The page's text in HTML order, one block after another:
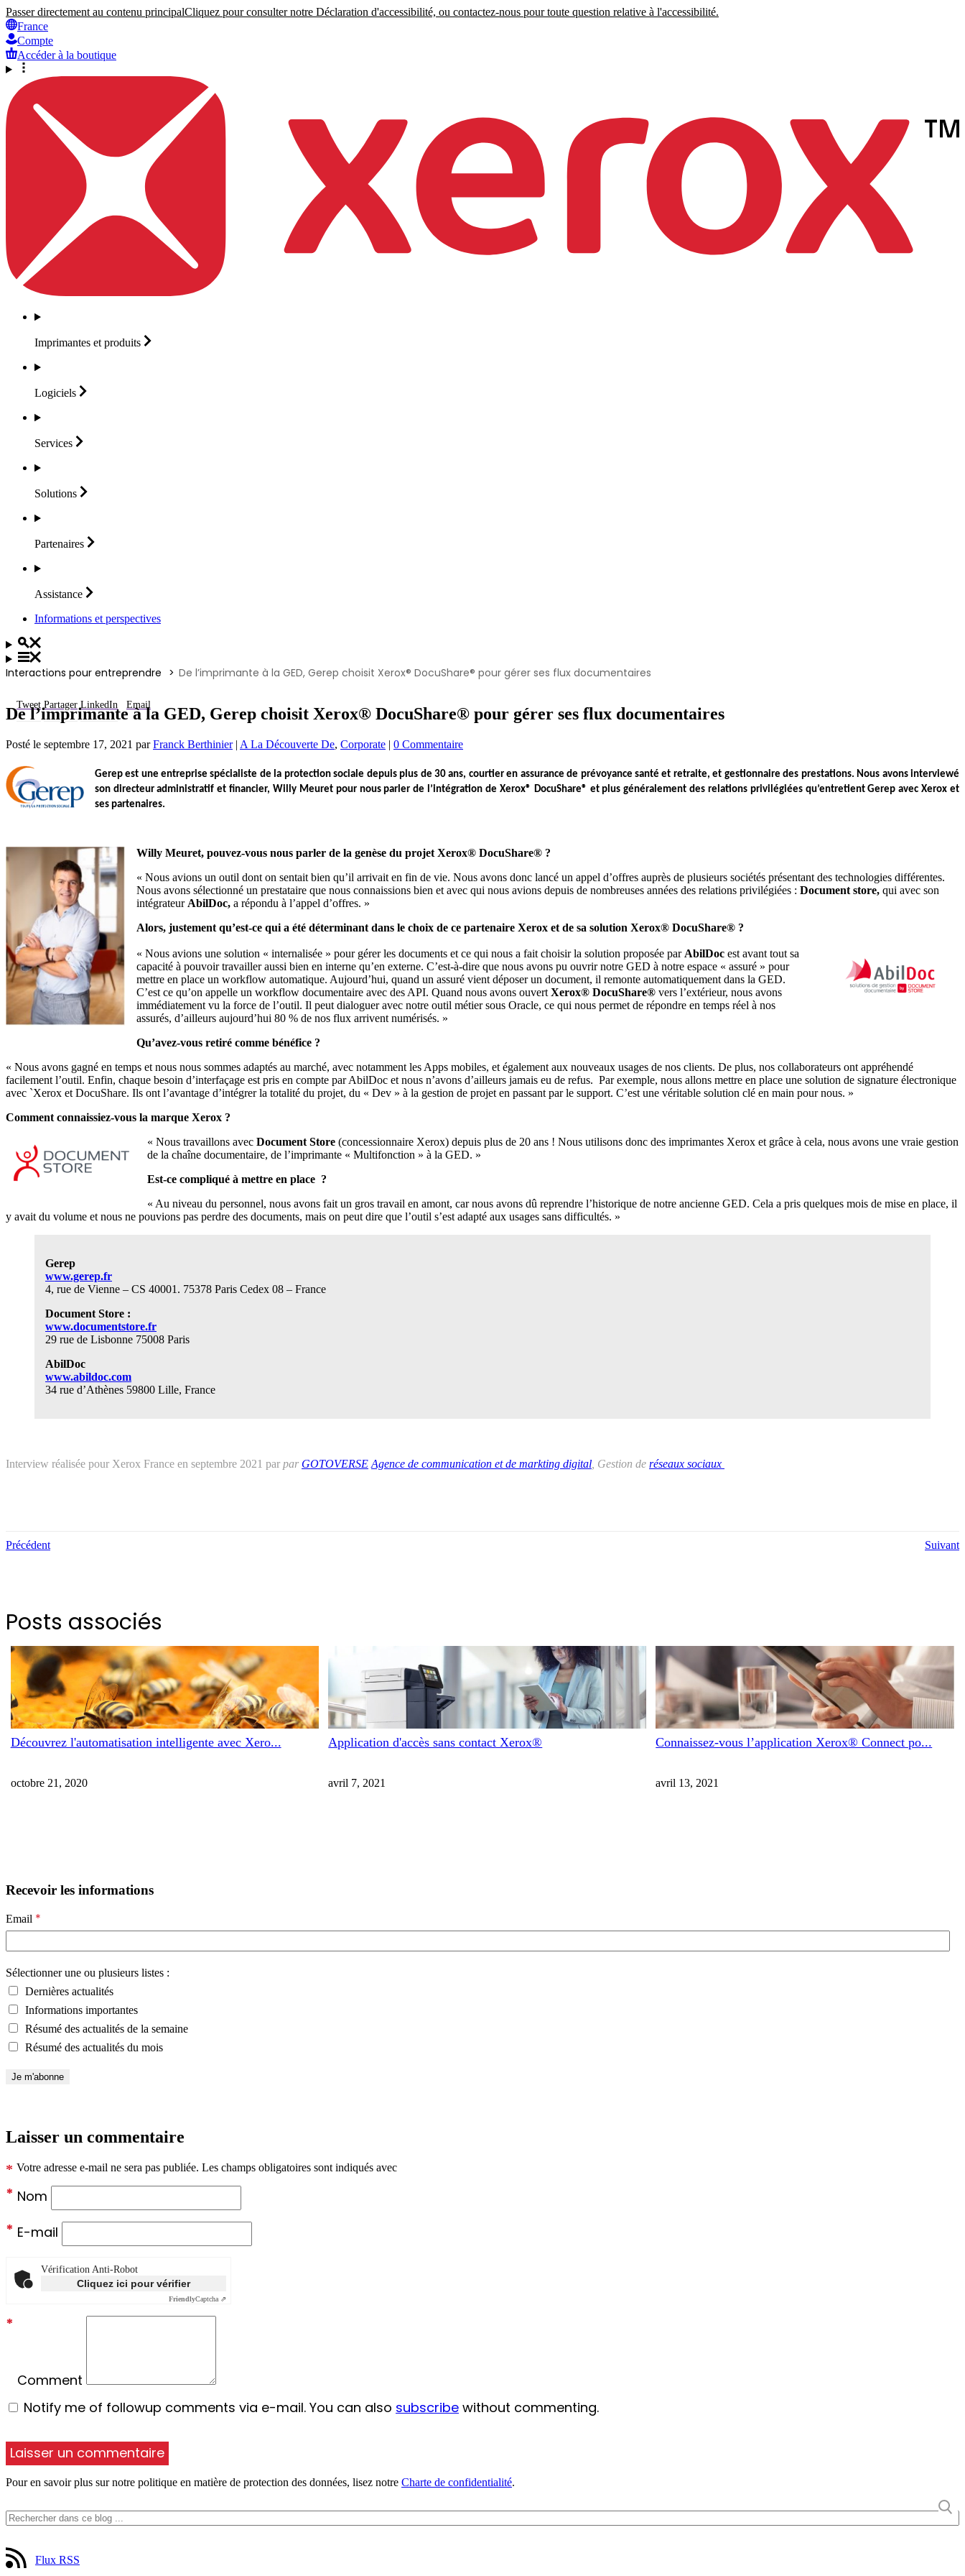
Passer directement au contenu principalCliquez pour consulter notre Déclaration d'accessibilité, ou contactez-nous pour toute question relative à l'accessibilité.
France
Compte
Accéder à la boutique
Imprimantes et produits
Logiciels
Services
Solutions
Partenaires
Assistance
Informations et perspectives
Interactions pour entreprendre De l’imprimante à la GED, Gerep choisit Xerox® DocuShare® pour gérer ses flux documentaires
Tweet Partager LinkedIn Email
De l’imprimante à la GED, Gerep choisit Xerox® DocuShare® pour gérer ses flux documentaires
Posté le septembre 17, 2021 parFranck Berthinier| A La Découverte De, Corporate | 0 Commentaire
Gerepest une entreprise spécialiste de la protection sociale depuis plus de 30 ans, courtier en assurance de prévoyance santé et retraite, et gestionnaire des prestations. Nous avons interviewé
son directeur administratif et financier, Willy Meuret pour nous parler de l’intégration de Xerox® DocuShare® et plus généralement des relations privilégiées qu’entretient Gerep avec Xerox et
ses partenaires.
Willy Meuret, pouvez-vous nous parler de la genèse du projet Xerox® DocuShare® ?
« Nous avions un outil dont on sentait bien qu’il arrivait en fin de vie. Nous avons donc lancé un appel d’offres auprès de plusieurs sociétés présentant des technologies différentes.
Nous avons sélectionné un prestataire que nous connaissions bien et avec qui nous avions depuis de nombreuses années des relations privilégiées : Document store, qui avec son
intégrateur AbilDoc, a répondu à l’appel d’offres. »
Alors, justement qu’est-ce qui a été déterminant dans le choix de ce partenaire Xerox et de sa solution Xerox® DocuShare® ?
« Nous avions une solution « internalisée » pour gérer les documents et ce qui nous a fait choisir la solution proposée par AbilDoc est avant tout sa
capacité à pouvoir travailler aussi bien en interne qu’en externe. C’est-à-dire que nous avons pu ouvrir notre GED à notre espace « assuré » pour
mettre en place un workflow automatique. Aujourd’hui, quand un assuré vient déposer un document, il remonte automatiquement dans la GED.
C’est ce qu’on appelle un workflow documentaire avec des API. Quand nous avons ouvert Xerox® DocuShare® vers l’extérieur, nous avons
immédiatement vu la force de l’outil. Il peut dialoguer avec notre outil métier sous Oracle, ce qui nous permet de répondre en temps réel à nos
assurés, d’ailleurs aujourd’hui 80 % de nos flux arrivent numérisés. »
Qu’avez-vous retiré comme bénéfice ?
« Nous avons gagné en temps et nous nous sommes adaptés au marché, avec notamment les Apps mobiles, et également aux nouveaux usages de nos clients. De plus, nos collaborateurs ont appréhendé
facilement l’outil. Enfin, chaque besoin d’interfaçage est pris en compte par AbilDoc et nous n’avons d’ailleurs jamais eu de refus. Par exemple, nous allons mettre en place une solution de signature électronique
avec `Xerox et DocuShare. Ils ont l’avantage d’intégrer la totalité du projet, du « Dev » à la gestion de projet en passant par le support. C’est une véritable solution clé en main pour nous. »
Comment connaissiez-vous la marque Xerox ?
« Nous travaillons avec Document Store (concessionnaire Xerox) depuis plus de 20 ans ! Nous utilisons donc des imprimantes Xerox et grâce à cela, nous avons une vraie gestion
de la chaîne documentaire, de l’imprimante « Multifonction » à la GED. »
Est-ce compliqué à mettre en place ?
« Au niveau du personnel, nous avons fait un gros travail en amont, car nous avons dû reprendre l’historique de notre ancienne GED. Cela a pris quelques mois de mise en place, il
y avait du volume et nous ne pouvions pas perdre des documents, mais on peut dire que l’outil s’est adapté aux usages sans difficultés. »
Gerep
www.gerep.fr
4, rue de Vienne – CS 40001. 75378 Paris Cedex 08 – France
Document Store :
www.documentstore.fr
29 rue de Lisbonne 75008 Paris
AbilDoc
www.abildoc.com
34 rue d’Athènes 59800 Lille, France
Interview réalisée pour Xerox France en septembre 2021 par par GOTOVERSE Agence de communication et de markting digital , Gestion de réseaux sociaux
Précédent Suivant
Posts associés
Découvrez l'automatisation intelligente avec Xero...
octobre 21, 2020
Application d'accès sans contact Xerox®
avril 7, 2021
Connaissez-vous l’application Xerox® Connect po...
avril 13, 2021
Recevoir les informations
Email *
Sélectionner une ou plusieurs listes :
Dernières actualités
Informations importantes
Résumé des actualités de la semaine
Résumé des actualités du mois
Laisser un commentaire
Votre adresse e-mail ne sera pas publiée. Les champs obligatoires sont indiqués avec
*
Nom
*
E-mail
*
Vérification Anti-Robot
Cliquez ici pour vérifier
FriendlyCaptcha ⇗
Comment
*
Notify me of followup comments via e-mail. You can also subscribe without commenting.
Pour en savoir plus sur notre politique en matière de protection des données, lisez notre Charte de confidentialité.
Flux RSS